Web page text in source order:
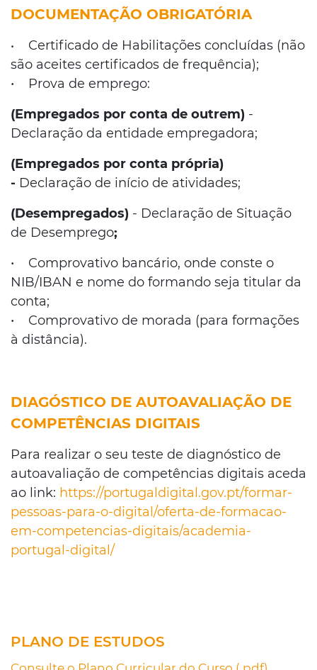
DOCUMENTAÇÃO OBRIGATÓRIA
• Certificado de Habilitações concluídas (não
são aceites certificados de frequência);
• Prova de emprego:
(Empregados por conta de outrem) -
Declaração da entidade empregadora;
(Empregados por conta própria)
- Declaração de início de atividades;
(Desempregados) - Declaração de Situação
de Desemprego;
• Comprovativo bancário, onde conste o
NIB/IBAN e nome do formando seja titular da
conta;
• Comprovativo de morada (para formações
à distância).
DIAGÓSTICO DE AUTOAVALIAÇÃO DE
COMPETÊNCIAS DIGITAIS
Para realizar o seu teste de diagnóstico de
autoavaliação de competências digitais aceda
ao link: https://portugaldigital.gov.pt/formar-
pessoas-para-o-digital/oferta-de-formacao-
em-competencias-digitais/academia-
portugal-digital/
PLANO DE ESTUDOS